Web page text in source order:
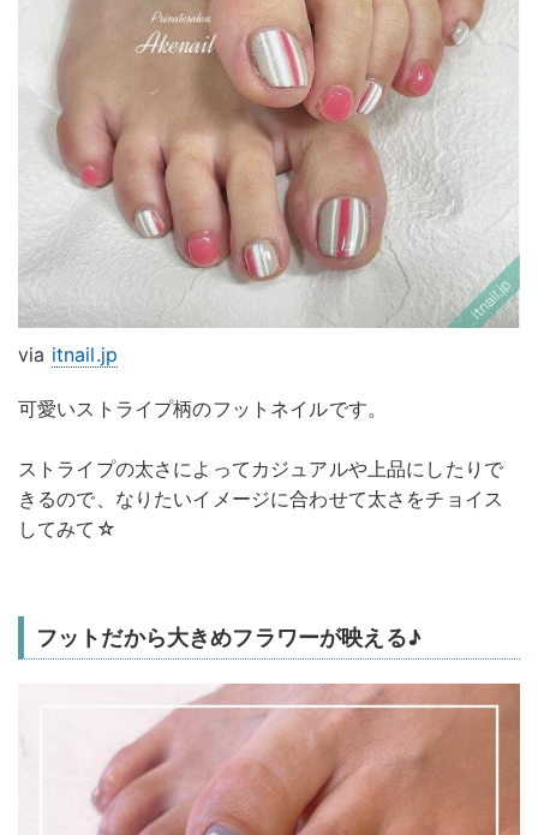
via itnail.jp
可愛いストライプ柄のフットネイルです。
ストライプの太さによってカジュアルや上品にしたりで
きるので、なりたいイメージに合わせて太さをチョイス
してみて☆
フットだから大きめフラワーが映える♪